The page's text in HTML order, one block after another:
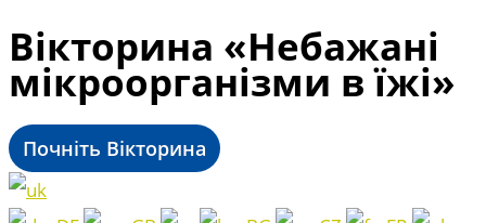
Вікторина «Небажані
мікроорганізми в їжі»